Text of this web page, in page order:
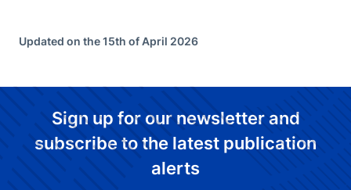
Updated on the 15th of April 2026
Sign up for our newsletter and
subscribe to the latest publication
alerts